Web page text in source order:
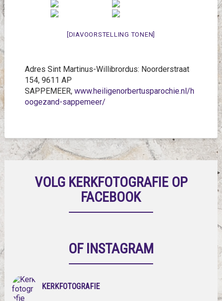
[DIAVOORSTELLING TONEN]
Adres Sint Martinus-Willibrordus: Noorderstraat
154, 9611 AP
SAPPEMEER, www.heiligenorbertusparochie.nl/h
oogezand-sappemeer/
VOLG KERKFOTOGRAFIE OP
FACEBOOK
OF INSTAGRAM
KERKFOTOGRAFIE